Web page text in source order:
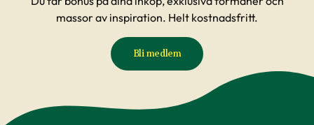
massor av inspiration. Helt kostnadsfritt.
Bli medlem